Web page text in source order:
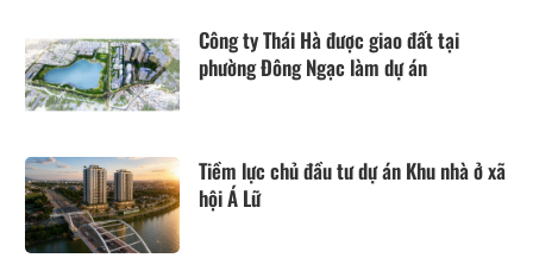
Công ty Thái Hà được giao đất tại
phường Đông Ngạc làm dự án
Tiềm lực chủ đầu tư dự án Khu nhà ở xã
hội Á Lữ